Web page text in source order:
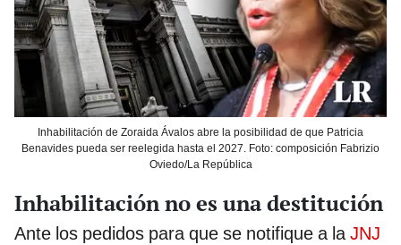
Inhabilitación de Zoraida Ávalos abre la posibilidad de que Patricia
Benavides pueda ser reelegida hasta el 2027. Foto: composición Fabrizio
Oviedo/La República
Inhabilitación no es una destitución
Ante los pedidos para que se notifique a la JNJ